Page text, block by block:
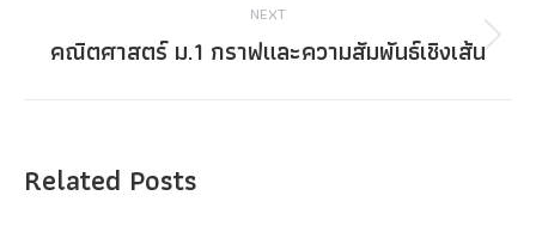
NEXT
Next
คณิตศาสตร์ ม.1 กราฟและความสัมพันธ์เชิงเส้น
Related Posts